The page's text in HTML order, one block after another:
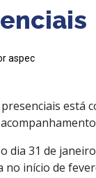
aspec
está
dia 31 de
início de